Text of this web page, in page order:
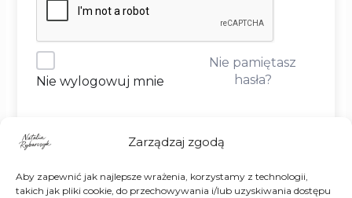
Zarządzaj zgodą
Aby zapewnić jak najlepsze wrażenia, korzystamy z technologii,
takich jak pliki cookie, do przechowywania i/lub uzyskiwania dostępu
Nie wylogowuj mnie
Nie pamiętasz
hasła?
DOŁĄCZ
Nie masz jeszcze konta?Zarejestruj się